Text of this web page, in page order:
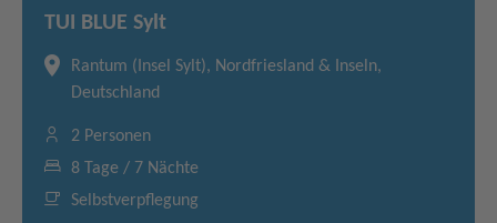
TUI BLUE Sylt
Rantum (Insel Sylt), Nordfriesland & Inseln,
Deutschland
2 Personen
8 Tage / 7 Nächte
Selbstverpflegung